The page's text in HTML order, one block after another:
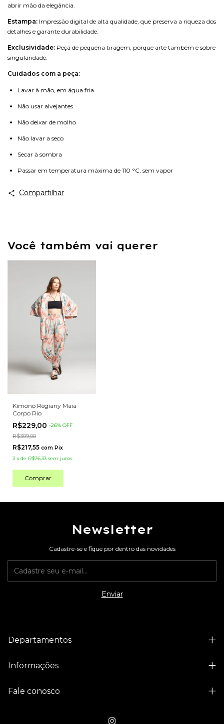
abrir mão da elegância.
Estampa: Impressão digital de alta qualidade, que preserva a riqueza dos
detalhes e garante durabilidade.
Exclusividade: Peça de pequena tiragem, porque arte também é sobre
singularidade.
Cuidados com a peça:
Lavar à mão, em água fria
Não usar alvejantes
Não deixar de molho
Não lavar a seco
Secar à sombra
Passar em temperatura máxima de 110 °C, sem vapor
Compartilhar
Você também vai querer
Kimono Regiany Maia ·
Corpo Rio
R$229,00 -26% OFF
R$309,00
R$217,55 com Pix
3 x de R$76,33 sem juros
Comprar
Newsletter
Cadastre-se e fique por dentro das novidades
Departamentos
Informações
Fale conosco